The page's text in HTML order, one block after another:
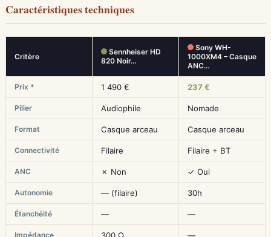
Caractéristiques techniques
Critère
Sennheiser HD
820 Noir…
Sony WH-
1000XM4 – Casque
ANC…
Prix * 1 490 € 237 €
Pilier Audiophile Nomade
Format Casque arceau Casque arceau
Connectivité Filaire Filaire + BT
ANC ✗ Non ✓ Oui
Autonomie — (filaire) 30h
Étanchéité — —
Impédance